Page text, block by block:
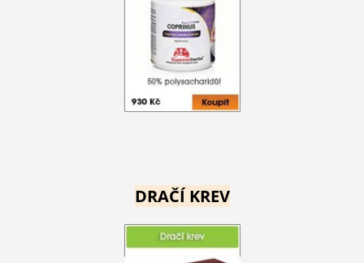
DRAČÍ KREV